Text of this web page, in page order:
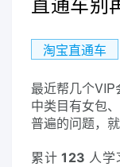
淘宝直通车
最近帮几个
中类目有女包
普遍的问题，
累计 123 人